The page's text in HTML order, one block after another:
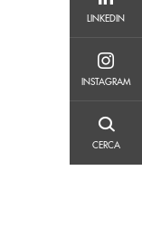
LINKEDIN
INSTAGRAM
CERCA